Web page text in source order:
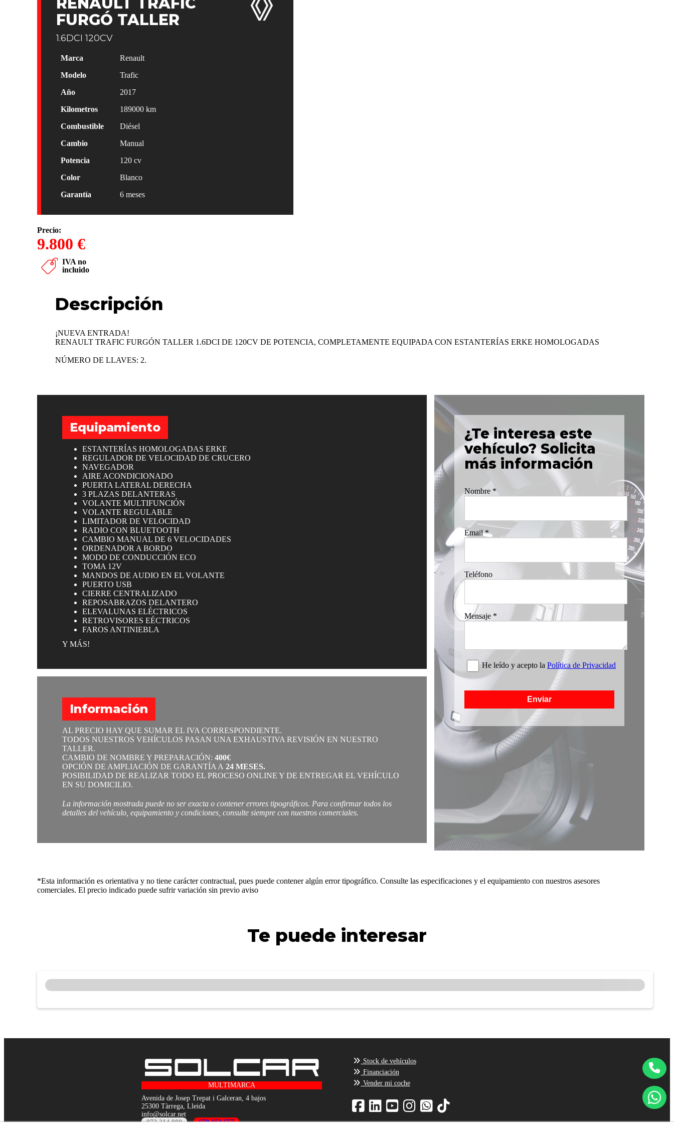
FURGÓ TALLER
1.6DCI 120CV
Marca
Renault
Modelo
Trafic
Año
2017
Kilometros
189000km
Combustible
Diésel
Cambio
Manual
Potencia
120cv
Color
Blanco
Garantía
6 meses
Precio:
9.800 €
IVA no
incluido
Descripción
¡NUEVA ENTRADA!
RENAULT TRAFIC FURGÓN TALLER 1.6DCI DE 120CV DE POTENCIA, COMPLETAMENTE EQUIPADA CON ESTANTERÍAS ERKE HOMOLOGADAS
NÚMERO DE LLAVES: 2.
Equipamiento
ESTANTERÍAS HOMOLOGADAS ERKE
REGULADOR DE VELOCIDAD DE CRUCERO
NAVEGADOR
AIRE ACONDICIONADO
PUERTA LATERAL DERECHA
3 PLAZAS DELANTERAS
VOLANTE MULTIFUNCIÓN
VOLANTE REGULABLE
LIMITADOR DE VELOCIDAD
RADIO CON BLUETOOTH
CAMBIO MANUAL DE 6 VELOCIDADES
ORDENADOR A BORDO
MODO DE CONDUCCIÓN ECO
TOMA 12V
MANDOS DE AUDIO EN EL VOLANTE
PUERTO USB
CIERRE CENTRALIZADO
REPOSABRAZOS DELANTERO
ELEVALUNAS ELÉCTRICOS
RETROVISORES EÉCTRICOS
FAROS ANTINIEBLA
Y MÁS!
Información
AL PRECIO HAY QUE SUMAR EL IVA CORRESPONDIENTE.
TODOS NUESTROS VEHÍCULOS PASAN UNA EXHAUSTIVA REVISIÓN EN NUESTRO
TALLER.
CAMBIO DE NOMBRE Y PREPARACIÓN:400€
OPCIÓN DE AMPLIACIÓN DE GARANTÍA A24 MESES.
POSIBILIDAD DE REALIZAR TODO EL PROCESO ONLINE Y DE ENTREGAR EL VEHÍCULO
EN SU DOMICILIO.
La información mostrada puede no ser exacta o contener errores tipográficos. Para confirmar todos los
detalles del vehículo, equipamiento y condiciones, consulte siempre con nuestros comerciales.
¿Te interesa este
vehículo? Solicita
más información
Nombre *
Email*
Teléfono
Mensaje *
He leído y acepto laPolítica de Privacidad
Enviar
*Esta información es orientativa y no tiene carácter contractual, pues puede contener algún error tipográfico. Consulte las especificaciones y el equipamiento con nuestros asesores
comerciales. El precio indicado puede sufrir variación sin previo aviso
Te puede interesar
MULTIMARCA
Avenida de Josep Trepat i Galceran, 4 bajos
25300 Tàrrega, Lleida
info@solcar.net
973 314 900
- 659 152 557
Stock de vehículos
Financiación
Vender mi coche